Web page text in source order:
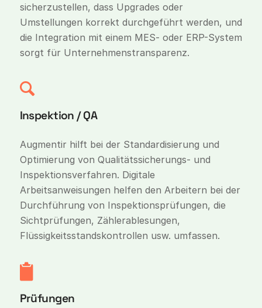
sicherzustellen, dass Upgrades oder
Umstellungen korrekt durchgeführt werden, und
die Integration mit einem MES- oder ERP-System
sorgt für Unternehmenstransparenz.
Inspektion / QA
Augmentir hilft bei der Standardisierung und
Optimierung von Qualitätssicherungs- und
Inspektionsverfahren. Digitale
Arbeitsanweisungen helfen den Arbeitern bei der
Durchführung von Inspektionsprüfungen, die
Sichtprüfungen, Zählerablesungen,
Flüssigkeitsstandskontrollen usw. umfassen.
Prüfungen